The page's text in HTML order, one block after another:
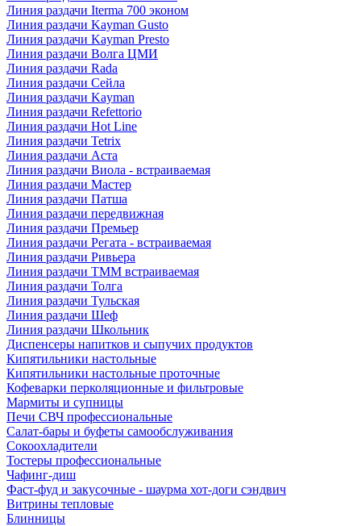
Линия раздачи Iterma 700 эконом
Линия раздачи Kayman Gusto
Линия раздачи Kayman Presto
Линия раздачи Волга ЦМИ
Линия раздачи Rada
Линия раздачи Сейла
Линия раздачи Kayman
Линия раздачи Refettorio
Линия раздачи Hot Line
Линия раздачи Tetrix
Линия раздачи Аста
Линия раздачи Виола - встраиваемая
Линия раздачи Мастер
Линия раздачи Патша
Линия раздачи передвижная
Линия раздачи Премьер
Линия раздачи Регата - встраиваемая
Линия раздачи Ривьера
Линия раздачи ТММ встраиваемая
Линия раздачи Толга
Линия раздачи Тульская
Линия раздачи Шеф
Линия раздачи Школьник
Диспенсеры напитков и сыпучих продуктов
Кипятильники настольные
Кипятильники настольные проточные
Кофеварки перколяционные и фильтровые
Мармиты и супницы
Печи СВЧ профессиональные
Салат-бары и буфеты самообслуживания
Сокоохладители
Тостеры профессиональные
Чафинг-диш
Фаст-фуд и закусочные - шаурма хот-доги сэндвич
Витрины тепловые
Блинницы